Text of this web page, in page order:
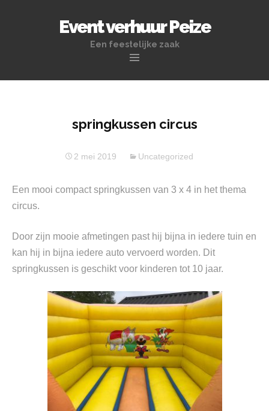
Event verhuur Peize
Een feestelijke zaak
springen
springkussen circus
2 mei 2019 Uncategorized
Een mooi compact springkussen van 3 x 4 in het thema
circus.
Door zijn mooie afmetingen past hij bijna in iedere tuin en
kan hij in bijna iedere auto vervoerd worden. Dit
springkussen is geschikt voor kinderen tot 10 jaar.